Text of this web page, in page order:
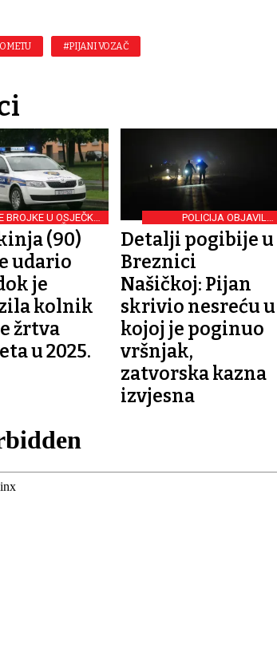
#PIJANI VOZAČ
BROJKE U OSJEČKO-
ŽUPANIJI
(90)
udario
je
kolnik
žrtva
u 2025.
POLICIJA OBJAVILA
DETALJE
Detalji pogibije u
Breznici
Našičkoj: Pijan
skrivio nesreću u
kojoj je poginuo
vršnjak,
zatvorska kazna
izvjesna